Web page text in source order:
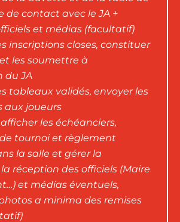
de contact avec le JA +
et médias (facultatif)
inscriptions closes, constituer
les soumettre à
du JA
tableaux validés, envoyer les
aux joueurs
afficher les échéanciers,
tournoi et règlement
la salle et gérer la
réception des officiels (Maire
et médias éventuels,
a minima des remises